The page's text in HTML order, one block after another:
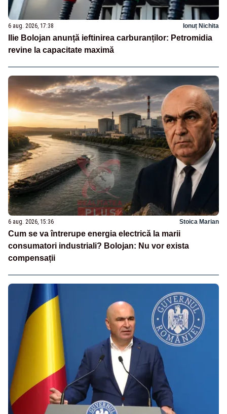
6 aug. 2026, 17:38 Ionuț Nichita
Ilie Bolojan anunță ieftinirea carburanților: Petromidia
revine la capacitate maximă
6 aug. 2026, 15:36 Stoica Marian
Cum se va întrerupe energia electrică la marii
consumatori industriali? Bolojan: Nu vor exista
compensații